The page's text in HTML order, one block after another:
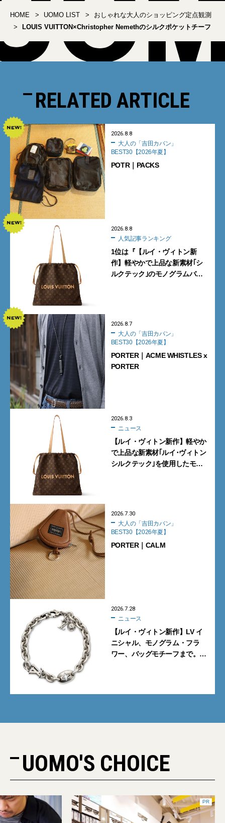
HOME UOMO LIST
おしゃれな大人のショッピング定点観測
LOUIS VUITTON×Christopher Nemethのシルクポケットチーフ
RELATED ARTICLE
2026.8.8
BEST30【2026年夏】
POTR｜PACKS
2026.8.8
人気記事ランキング
1位は『【ルイ・ヴィトン新
作】軽やかで上品な新素材｢シ
ルクテック｣のモノグラムバッ
2026.8.7
BEST30【2026年夏】
PORTER｜ACME WHISTLES x
PORTER
2026.8.3
ニュース
【ルイ・ヴィトン新作】軽やか
で上品な新素材｢ルイ･ヴィトン
シルクテック｣を使用したモノ
2026.7.30
BEST30【2026年夏】
PORTER｜CALM
2026.7.28
ニュース
【ルイ・ヴィトン新作】LV イ
ニシャル、モノグラム・フラ
ワー、バッグモチーフまで。大
UOMO'S CHOICE